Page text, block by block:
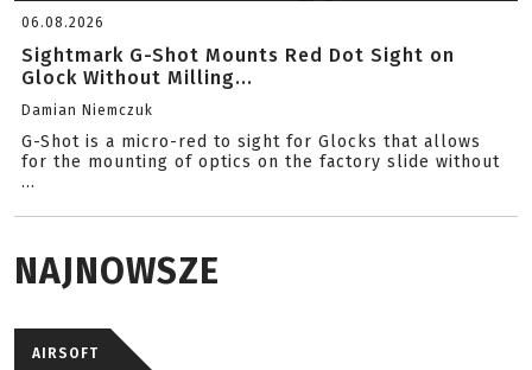
06.08.2026
Sightmark G-Shot Mounts Red Dot Sight on
Glock Without Milling...
Damian Niemczuk
G-Shot is a micro-red to sight for Glocks that allows
for the mounting of optics on the factory slide without
...
NAJNOWSZE
AIRSOFT